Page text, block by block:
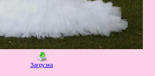
Загрузка